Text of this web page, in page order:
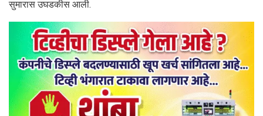
सुमारास उघडकीस आली.